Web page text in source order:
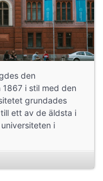
den
i stil med den
grundades
ett av de äldsta i
i
universitet var